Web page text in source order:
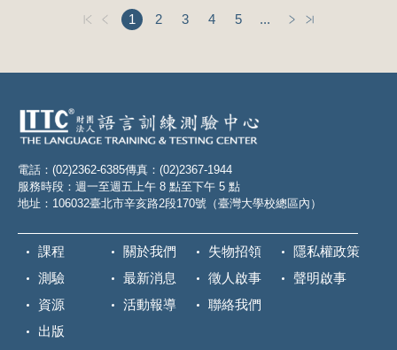
1 2 3 4 5 ...
電話：(02)2362-6385傳真：(02)2367-1944
服務時段：週一至週五上午 8 點至下午 5 點
地址：106032臺北市辛亥路2段170號（臺灣大學校總區內）
課程
測驗
資源
出版
關於我們
最新消息
活動報導
失物招領
徵人啟事
聯絡我們
隱私權政策
聲明啟事